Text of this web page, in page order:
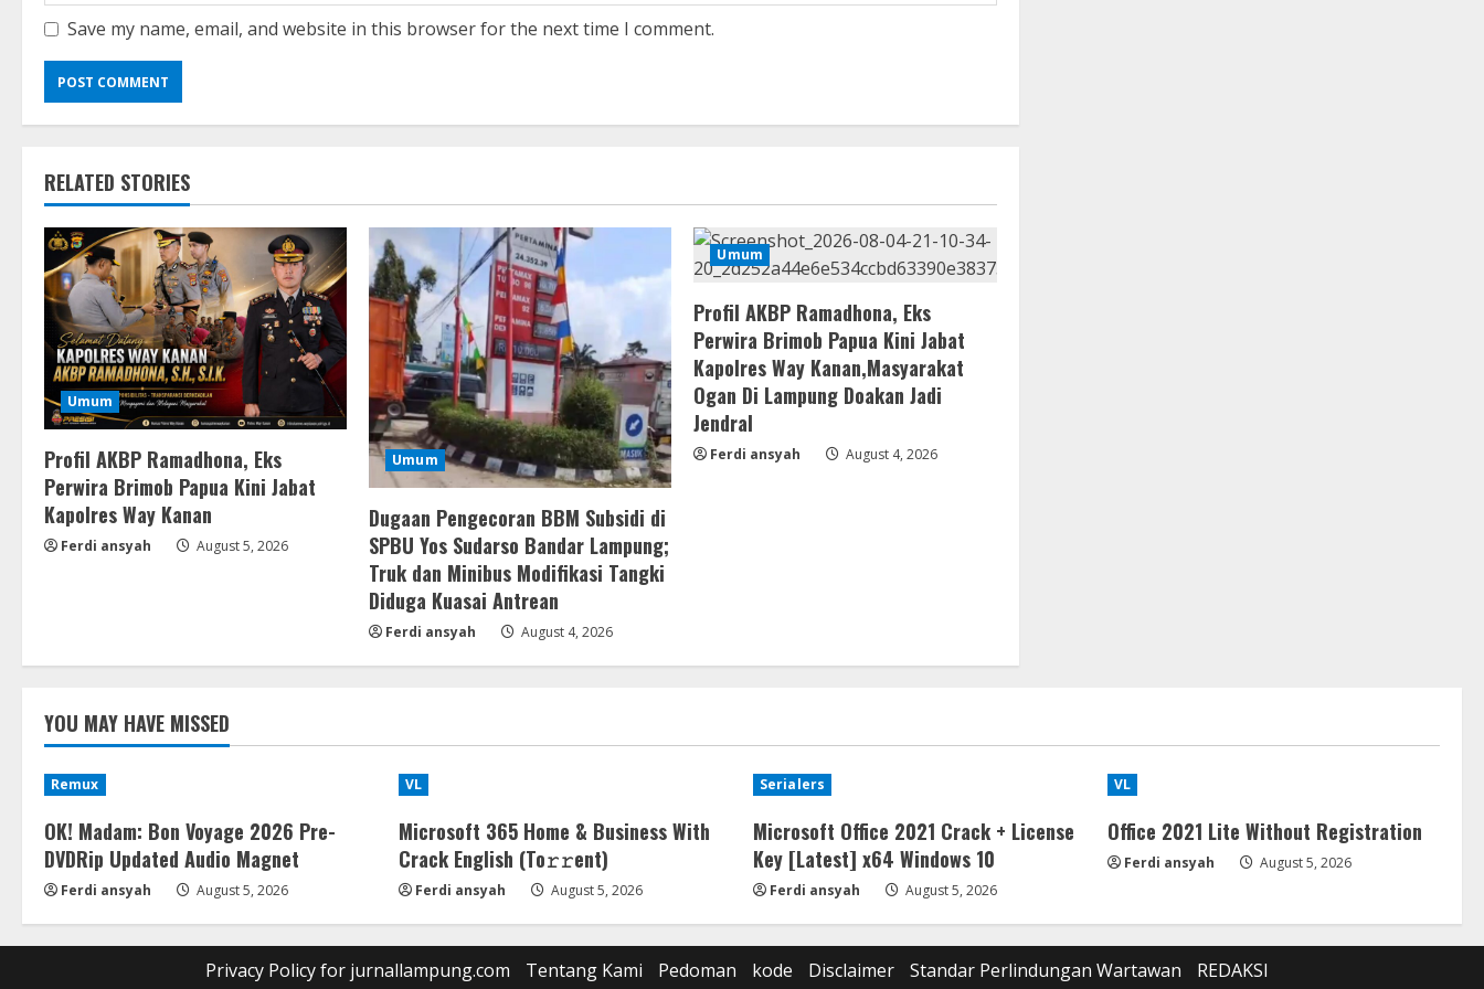
Save my name, email, and website in this browser for the next time I comment.
RELATED STORIES
Umum
Profil AKBP Ramadhona, Eks
Perwira Brimob Papua Kini Jabat
Kapolres Way Kanan
Ferdi ansyah August 5, 2026
Umum
Dugaan Pengecoran BBM Subsidi di
SPBU Yos Sudarso Bandar Lampung;
Truk dan Minibus Modifikasi Tangki
Diduga Kuasai Antrean
Ferdi ansyah August 4, 2026
Umum
Profil AKBP Ramadhona, Eks
Perwira Brimob Papua Kini Jabat
Kapolres Way Kanan,Masyarakat
Ogan Di Lampung Doakan Jadi
Jendral
Ferdi ansyah August 4, 2026
YOU MAY HAVE MISSED
Remux
OK! Madam: Bon Voyage 2026 Pre-
DVDRip Updated Audio Magnet
Ferdi ansyah August 5, 2026
VL
Microsoft 365 Home & Business With
Crack English (To𝚛𝚛еnt)
Ferdi ansyah August 5, 2026
Serialers
Microsoft Office 2021 Crack + License
Key [Latest] x64 Windows 10
Ferdi ansyah August 5, 2026
VL
Office 2021 Lite Without Registration
Ferdi ansyah August 5, 2026
Privacy Policy for jurnallampung.com Tentang Kami Pedoman kode Disclaimer Standar Perlindungan Wartawan REDAKSI